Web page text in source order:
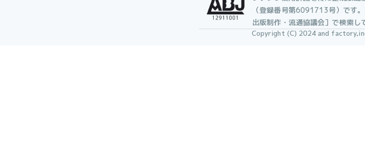
（登録番号第6091713号）です
出版制作・流通協議会］で検索し
Copyright (C) 2024 and